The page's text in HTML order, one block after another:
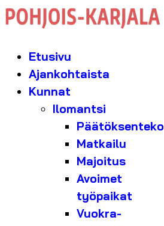
Etusivu
Ajankohtaista
Kunnat
Ilomantsi
Päätöksenteko
Matkailu
Majoitus
Avoimet
työpaikat
Vuokra-